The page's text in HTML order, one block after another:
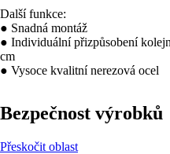
Další funkce:
● Snadná montáž
● Individuální přizpůsobení
cm
● Vysoce kvalitní nerezová ocel
Bezpečnost výrobků
Přeskočit oblast